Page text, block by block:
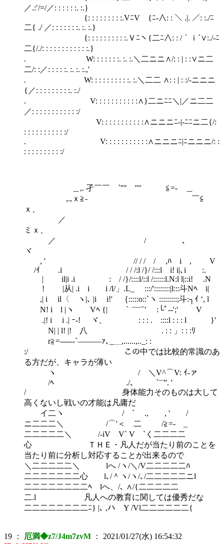
／.:′/=/／: : : : : :. :.}
{: : : : : : : : :.VﾆV {ﾆ-∧: : ＼ .|. ／: :./ﾆ
二{ ./ ／: : : : : : :. :. :.}
{: : : : : : : : : :.Ｖﾆヽ{二ﾆ∧: : /｀ｉ´∨:./-ﾆ
二{/./: : : : : : : : : : : :.}
. W: : : : : : :. :. :.＼二ニニ∧/: : | : :∨ニ二
二/: :／: : : : :. :. :. :.,'
. W: : : : : : : : : :. :.＼二二 ∧: : | : :/-ニニニ
{／: : : : : : : : :. :./
. V: : : : : : : : : : :∧}二ニﾆﾆ＼|／ニ二二
／: : : : : : : : : : : :/
V: : : : : : : : : : :∧ニニニﾆ-|-ﾆﾆニ二{/:
: : : : : : : : : : :/
. V: : : : : : : : : : :∧ニニニﾆ|ﾆニニニ/: :
: : : : : : : : : :/
＿,. 孑￣￣ `''" ''" ≦=- ＿
,.,ｘ≧- ￣≦
ｘ、
／
ミｘ、
／ / ､
ヾ
, ' // / / / ,ﾊ i , V
/ｲ .i / / /:l /}/ /:::l i! i|､i :.
| il|i .i : / /}/::::l/::l /::::::l.N:l l|::i! .N
! |从| .i i i /l/」.L_ :::/'::::::::|l:::斗Nﾍ i|
,| i il〈 ヽ|､ |i i!' ｛:::::o::`ヽ :::::::::;斗:┐ｲ ‘, l
N! i l |ヽ Vﾍ {| ｀¨¨¨¨`’ :└ﾟ-‐';' V
.|! i i .| ｰ-! ヾ、 : : : . ::::l : : : l }'
N| | l! |! 八 . : : 」: : :ﾘ
r≧=------`―――ｧ､_＿,......,.._: :
:/ この中では比較的常識のあ
る方だが、キャラが薄い
ヽ / ＼V^⌒V: ｲ-ァ
/ﾍ ./、 `¨¨”. '
/ 身体能力そのものは大して
高くないし戦いの才能は凡庸だ
イ二ヽ / ` ., , ' /
ニ二二二＼ /⌒'＜ 二 /≧=- _
二二二二二＼ /-iV V` V `く二二二二
心 ＴＨＥ・凡人だが当たり前のことを
当たり前に分析し対応することが出来るので
＼二二二二二＼ lへ /ヽ/＼/V二二二二二ﾊ
二二二二二二二心 l､/＾ヽ/ヽ/､/二二二二二ニl
二二二二二二二二ﾍ lへ、/､ ∧/{二二二二二
二.l 凡人への教育に関しては優秀だな
二二二二二二二二ﾆ} |､ ,ハ Y /Vl二二二二二二{
19 ： 厄満◆z7/J4m7zvM ： 2021/01/27(水) 16:54:32